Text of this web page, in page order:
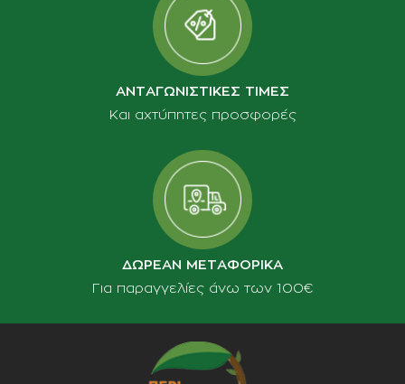
ΑΝΤΑΓΩΝΙΣΤΙΚΕΣ ΤΙΜΕΣ
Και αχτύπητες προσφορές
ΔΩΡΕΑΝ ΜΕΤΑΦΟΡΙΚΑ
Για παραγγελίες άνω των 100€